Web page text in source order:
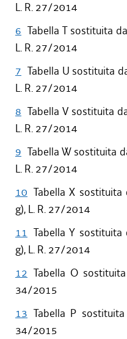
L. R. 27/2014
6 Tabella T sostituita
L. R. 27/2014
7 Tabella U sostituita
L. R. 27/2014
8 Tabella V sostituita
L. R. 27/2014
9 Tabella W sostituita
L. R. 27/2014
10 Tabella X
g), L. R. 27/2014
11 Tabella Y
g), L. R. 27/2014
12 Tabella O
34/2015
13 Tabella P
34/2015